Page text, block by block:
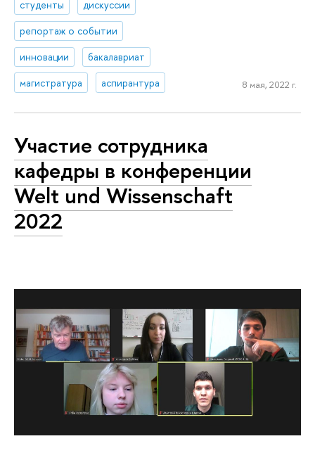
студенты
дискуссии
репортаж о событии
инновации
бакалавриат
магистратура
аспирантура 8 мая, 2022 г.
Участие сотрудника
кафедры в конференции
Welt und Wissenschaft
2022